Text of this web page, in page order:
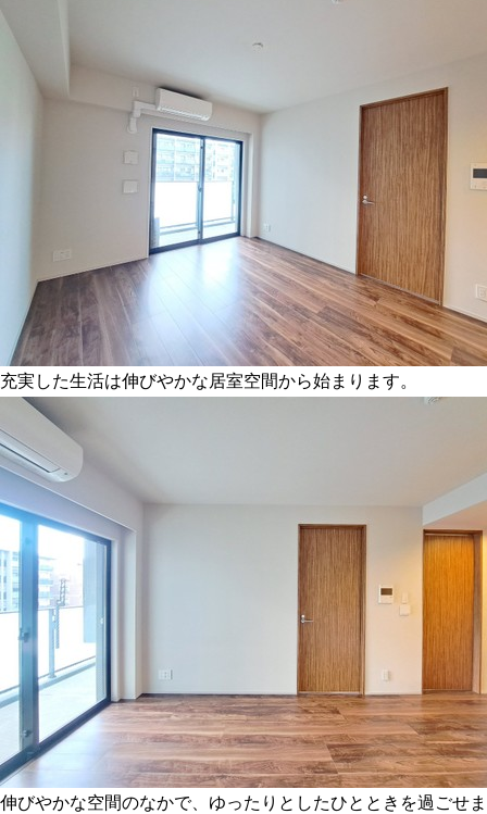
充実した生活は伸びやかな居室空間から始まります。
伸びやかな空間のなかで、ゆったりとしたひとときを過ごせま